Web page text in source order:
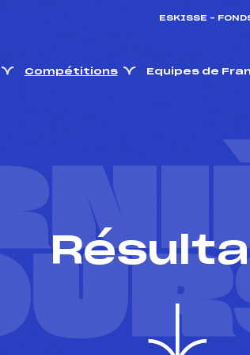
ESKISSE –
Compétitions Equipes de